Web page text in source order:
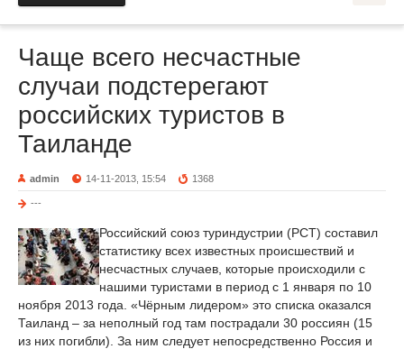
Чаще всего несчастные
случаи подстерегают
российских туристов в
Таиланде
admin 14-11-2013, 15:54 1368
---
Российский союз туриндустрии (РСТ) составил
статистику всех известных происшествий и
несчастных случаев, которые происходили с
нашими туристами в период с 1 января по 10
ноября 2013 года. «Чёрным лидером» это списка оказался
Таиланд – за неполный год там пострадали 30 россиян (15
из них погибли). За ним следует непосредственно Россия и